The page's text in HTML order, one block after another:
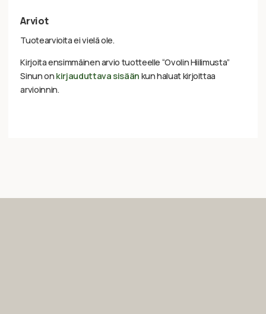
Arviot
Tuotearvioita ei vielä ole.
Kirjoita ensimmäinen arvio tuotteelle “Ovolin Hiilimusta”
Sinun on kirjauduttava sisään kun haluat kirjoittaa
arvioinnin.